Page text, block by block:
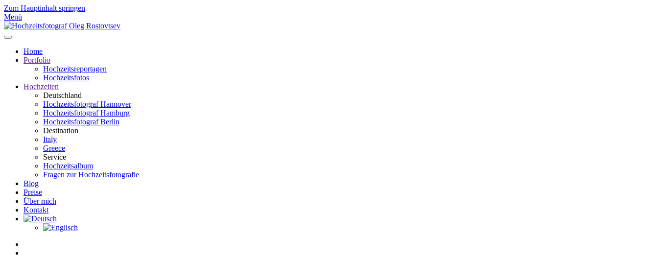
Zum Hauptinhalt springen
Menü
Home
Portfolio
Hochzeitsreportagen
Hochzeitsfotos
Hochzeiten
Deutschland
Hochzeitsfotograf Hannover
Hochzeitsfotograf Hamburg
Hochzeitsfotograf Berlin
Destination
Italy
Greece
Service
Hochzeitsalbum
Fragen zur Hochzeitsfotografie
Blog
Preise
Über mich
Kontakt